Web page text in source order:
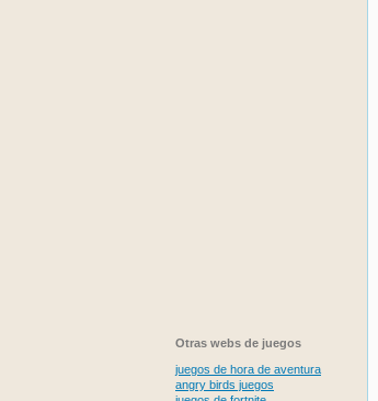
Otras webs de juegos
juegos de hora de aventura
angry birds juegos